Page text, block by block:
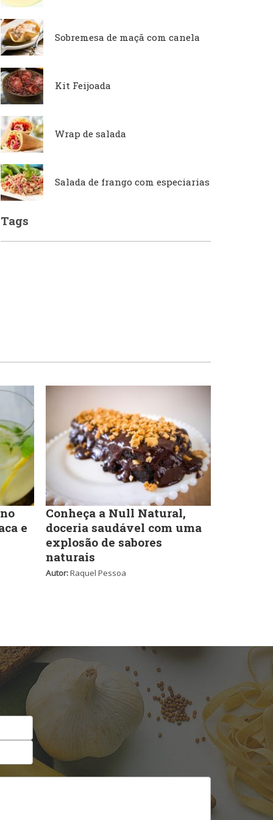
Francesa
Padarias e Confeitarias
Peixes e Frutos do Mar
Portuguesa
Sobremesas e sorvetes
Japonesa e Oriental
Lanchonetes
Padarias e Confeitarias
Portuguesa
Sobremesas e sorvetes
Variados
Sobremesa de maçã com canela
Kit Feijoada
Wrap de salada
Salada de frango com especiarias
Tags
e
Conheça a Null Natural,
doceria saudável com uma
explosão de sabores
naturais
Autor:Raquel Pessoa